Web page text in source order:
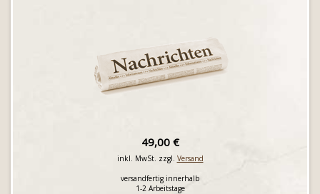
49,00 €
inkl. MwSt. zzgl. Versand
versandfertig innerhalb
1-2 Arbeitstage